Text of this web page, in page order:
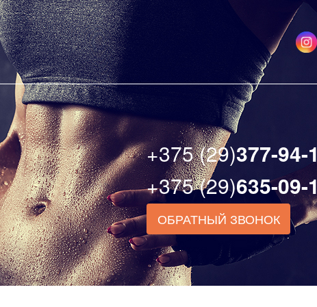
+375 (29)377-94-
+375 (29)635-09-
ОБРАТНЫЙ ЗВОНОК